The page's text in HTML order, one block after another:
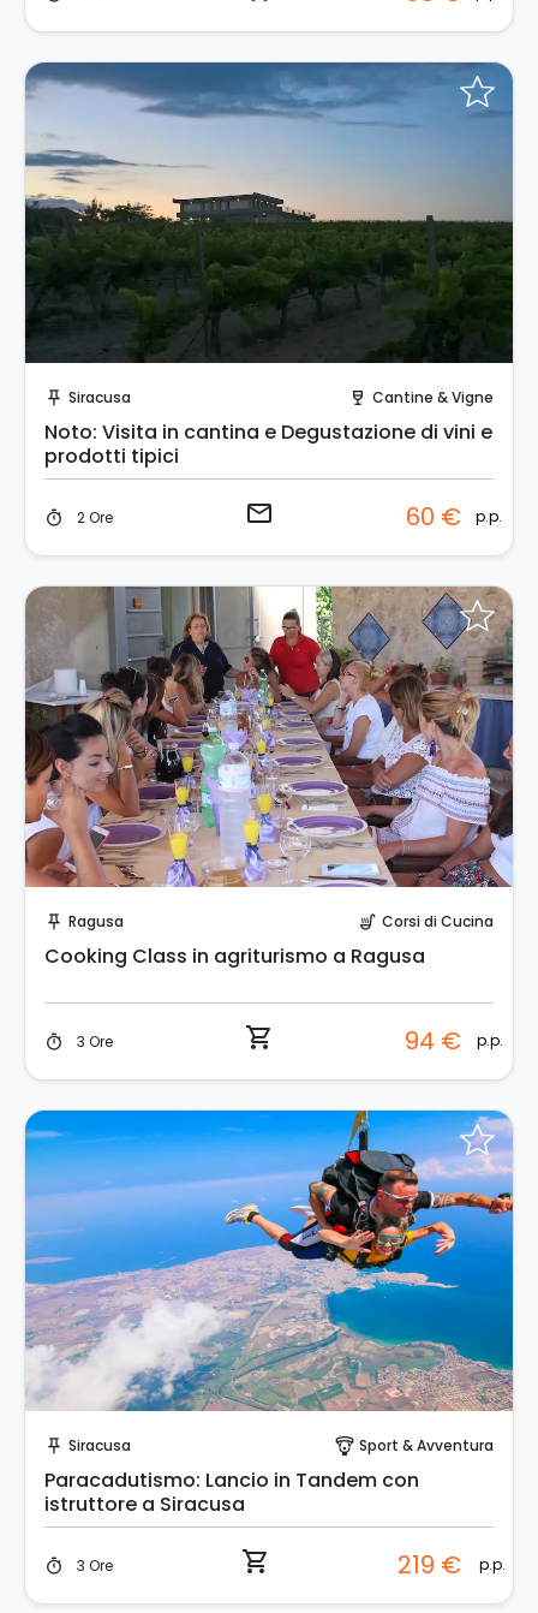
push_pin Siracusa wine_bar Cantine & Vigne
Noto: Visita in cantina e Degustazione di vini e
prodotti tipici
timer 2 Ore email 60 € p.p.
push_pin Ragusa soup_kitchen Corsi di Cucina
Cooking Class in agriturismo a Ragusa
timer 3 Ore shopping_cart 94 € p.p.
push_pin Siracusa paragliding Sport & Avventura
Paracadutismo: Lancio in Tandem con
istruttore a Siracusa
timer 3 Ore shopping_cart 219 € p.p.